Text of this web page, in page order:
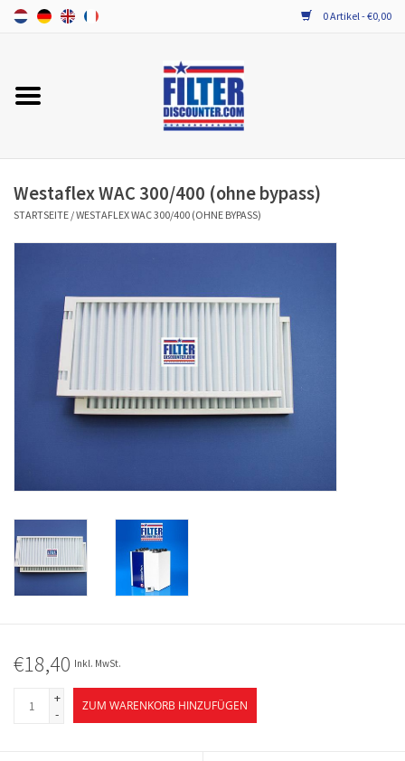
0 Artikel - €0,00
Startseite
PROBIOTIKA WARTUNG
Westaflex WAC 300/400 (ohne bypass)
STARTSEITE /WESTAFLEX WAC 300/400 (OHNE BYPASS)
€18,40 Inkl. MwSt.
+
-
ZUM WARENKORB HINZUFÜGEN